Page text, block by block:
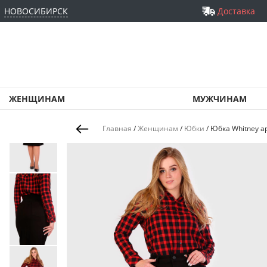
НОВОСИБИРСК Доставка
ЖЕНЩИНАМ МУЖЧИНАМ
Главная /Женщинам / Юбки / Юбка Whitney